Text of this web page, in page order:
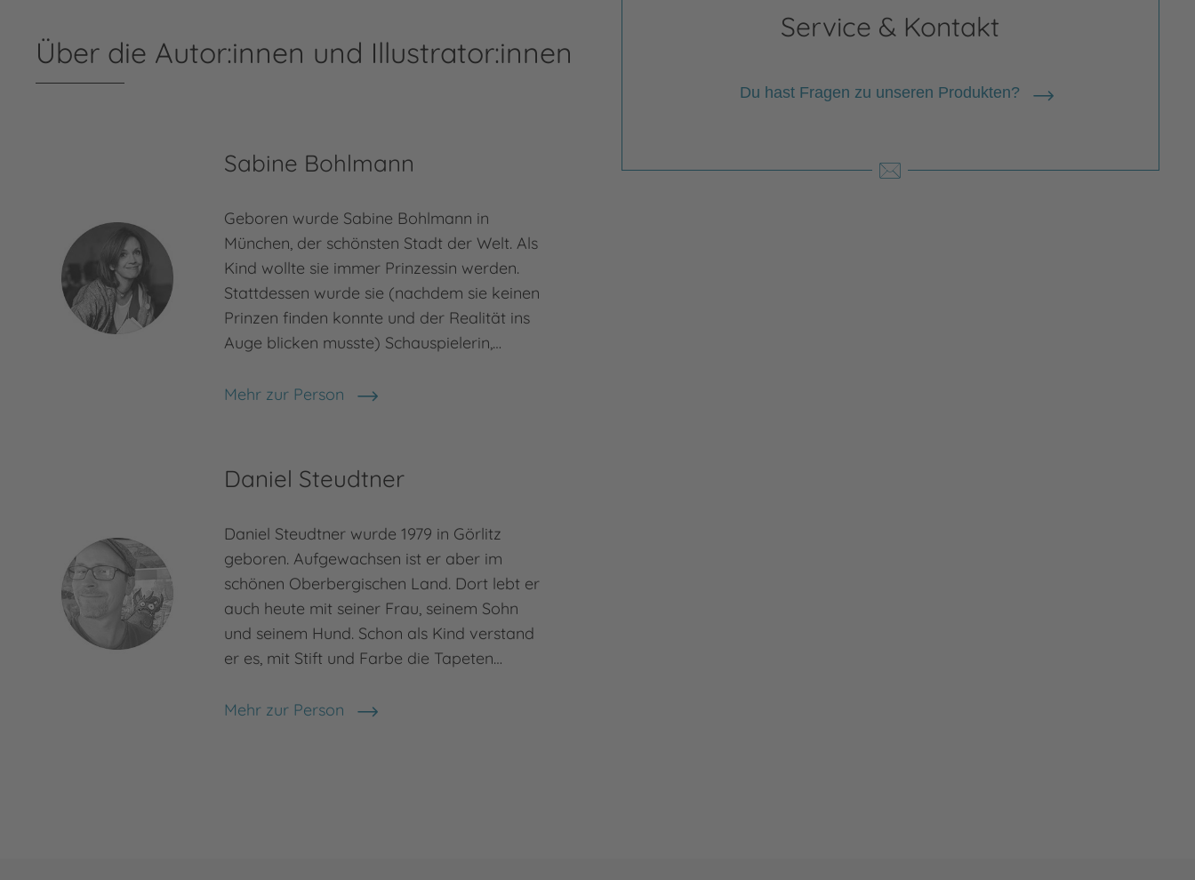
Service & Kontakt
Du hast Fragen zu unseren Produkten?
Über die Autor:innen und Illustrator:innen
Sabine Bohlmann
Geboren wurde Sabine Bohlmann in
München, der schönsten Stadt der Welt. Als
Kind wollte sie immer Prinzessin werden.
Stattdessen wurde sie (nachdem sie keinen
Prinzen finden konnte und der Realität ins
Auge blicken musste) Schauspielerin,…
Mehr zur Person
Sabine Bohlmann
Daniel Steudtner
Daniel Steudtner wurde 1979 in Görlitz
geboren. Aufgewachsen ist er aber im
schönen Oberbergischen Land. Dort lebt er
auch heute mit seiner Frau, seinem Sohn
und seinem Hund. Schon als Kind verstand
er es, mit Stift und Farbe die Tapeten…
Mehr zur Person
Daniel Steudtner